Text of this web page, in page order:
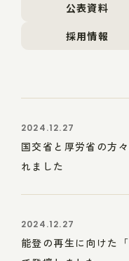
公表資料
採用情報
2024.12.27
国交省と厚労省の方
れました
2024.12.27
能登の再生に向けた